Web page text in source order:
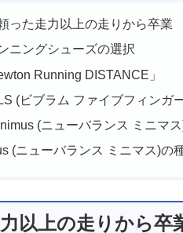
った走力以上の走りから卒業
ニングシューズの選択
Running DISTANCE」
(ビブラム ファイブフィンガ
(ニューバランス ミニマ
(ニューバランス ミニマス)の
以上の走りから卒